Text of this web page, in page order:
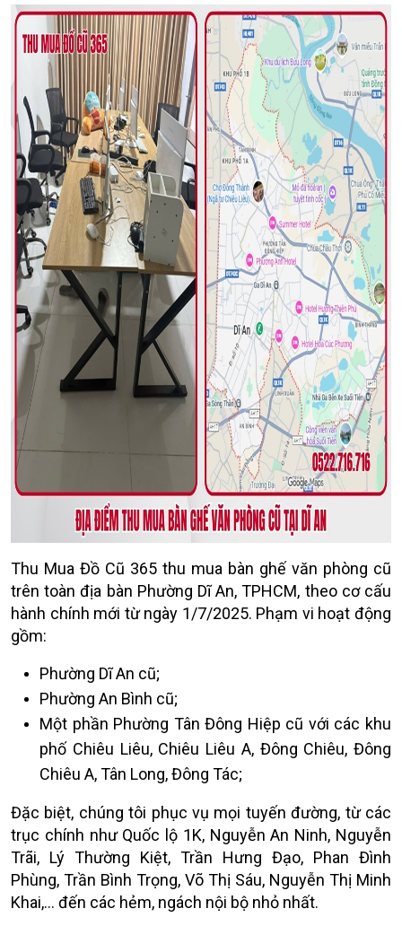
Thu Mua Đồ Cũ 365 thu mua bàn ghế văn phòng cũ
trên toàn địa bàn Phường Dĩ An, TPHCM, theo cơ cấu
hành chính mới từ ngày 1/7/2025. Phạm vi hoạt động
gồm:
Phường Dĩ An cũ;
Phường An Bình cũ;
Một phần Phường Tân Đông Hiệp cũ với các khu
phố Chiêu Liêu, Chiêu Liêu A, Đông Chiêu, Đông
Chiêu A, Tân Long, Đông Tác;
Đặc biệt, chúng tôi phục vụ mọi tuyến đường, từ các
trục chính như Quốc lộ 1K, Nguyễn An Ninh, Nguyễn
Trãi, Lý Thường Kiệt, Trần Hưng Đạo, Phan Đình
Phùng, Trần Bình Trọng, Võ Thị Sáu, Nguyễn Thị Minh
Khai,... đến các hẻm, ngách nội bộ nhỏ nhất.